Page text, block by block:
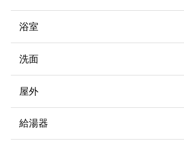
浴室
洗面
屋外
給湯器